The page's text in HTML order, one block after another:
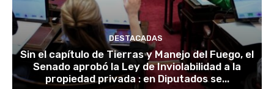
DESTACADAS
Sin el capítulo de Tierras y Manejo del Fuego, el
Senado aprobó la Ley de Inviolabilidad a la
propiedad privada : en Diputados se...